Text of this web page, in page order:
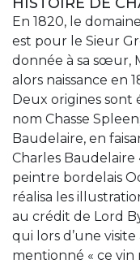
En 1820, le
est pour le Sieur
donnée à sa sœur,
alors naissance en
Deux origines sont
nom Chasse
Baudelaire, en
Charles Baudelaire
peintre bordelais
réalisa les
au crédit de Lord
qui lors d’une visite
mentionné « ce vin